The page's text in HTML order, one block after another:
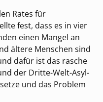
Rates für
fest, dass es in vier
einen Mangel an
ältere Menschen sind
dafür ist das rasche
der Dritte-Welt-Asyl-
und das Problem